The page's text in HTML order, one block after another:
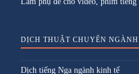
DỊCH THUẬT CHUYÊN NGÀNH
Dịch tiếng Nga ngành kinh tế